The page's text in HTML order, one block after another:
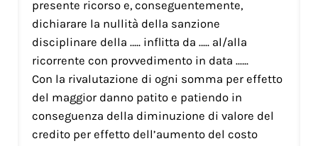
presente ricorso e, conseguentemente,
dichiarare la nullità della sanzione
disciplinare della ….. inflitta da ….. al/alla
ricorrente con provvedimento in data ..….
Con la rivalutazione di ogni somma per effetto
del maggior danno patito e patiendo in
conseguenza della diminuzione di valore del
credito per effetto dell’aumento del costo